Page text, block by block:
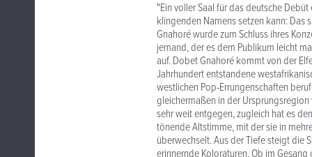
"Ein voller Saal für das deutsche
klingenden Namens setzen kann: Das
Gnahoré wurde zum Schluss ihres
jemand, der es dem Publikum leicht
auf. Dobet Gnahoré kommt von der
Jahrhundert entstandene
westlichen Pop-Errungenschaften
gleichermaßen in der
sehr weit entgegen, zugleich hat es
tönende Altstimme, mit der sie in
überwechselt. Aus der Tiefe steigt die